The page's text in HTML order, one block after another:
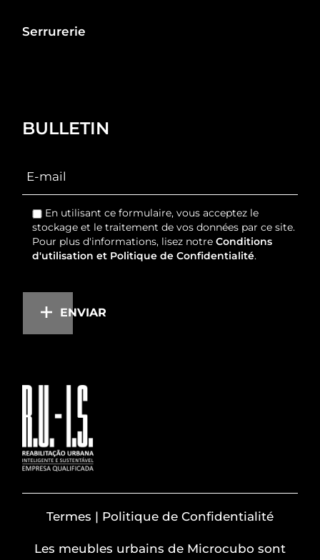
Serrurerie
BULLETIN
En utilisant ce formulaire, vous acceptez le
stockage et le traitement de vos données par ce site.
Pour plus d'informations, lisez notreConditions
d'utilisation et Politique de Confidentialité.
ENVIAR
Termes | Politique de Confidentialité
Les meubles urbains de Microcubo sont